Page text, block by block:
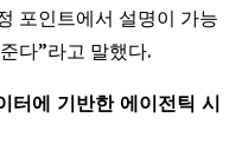
포인트에서 설명이 가능
다”라고 말했다.
에 기반한 에이전틱 시